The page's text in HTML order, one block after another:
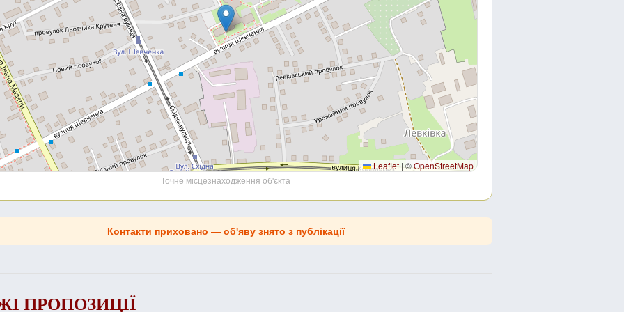
Leaflet | ©OpenStreetMap
Точне місцезнаходження об'єкта
Контакти приховано — об'яву знято з публікації
ПРОПОЗИЦІЇ